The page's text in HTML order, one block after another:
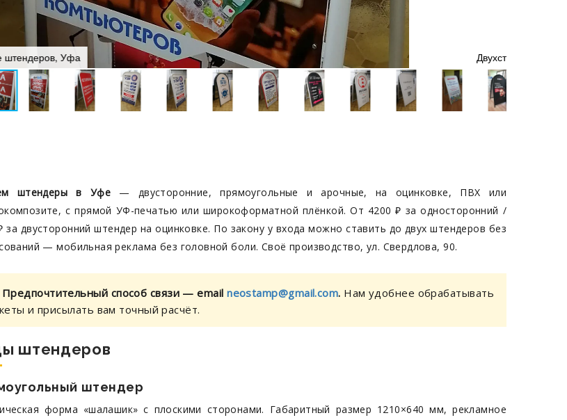
штендер, Уфа
штендеры в Уфе — двусторонние, прямоугольные и арочные, на оцинковке, ПВХ или
с прямой УФ-печатью или широкоформатной плёнкой. От 4200 ₽ за односторонний /
за двусторонний штендер на оцинковке. По закону у входа можно ставить до двух штендеров без
— мобильная реклама без головной боли. Своё производство, ул. Свердлова, 90.
Предпочтительный способ связи — emailneostamp@gmail.com. Нам удобнее обрабатывать
и присылать вам точный расчёт.
штендеров
штендер
форма «шалашик» с плоскими сторонами. Габаритный размер 1210×640 мм, рекламное